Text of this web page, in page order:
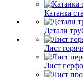
Катанка
Детали
Лист
Лист